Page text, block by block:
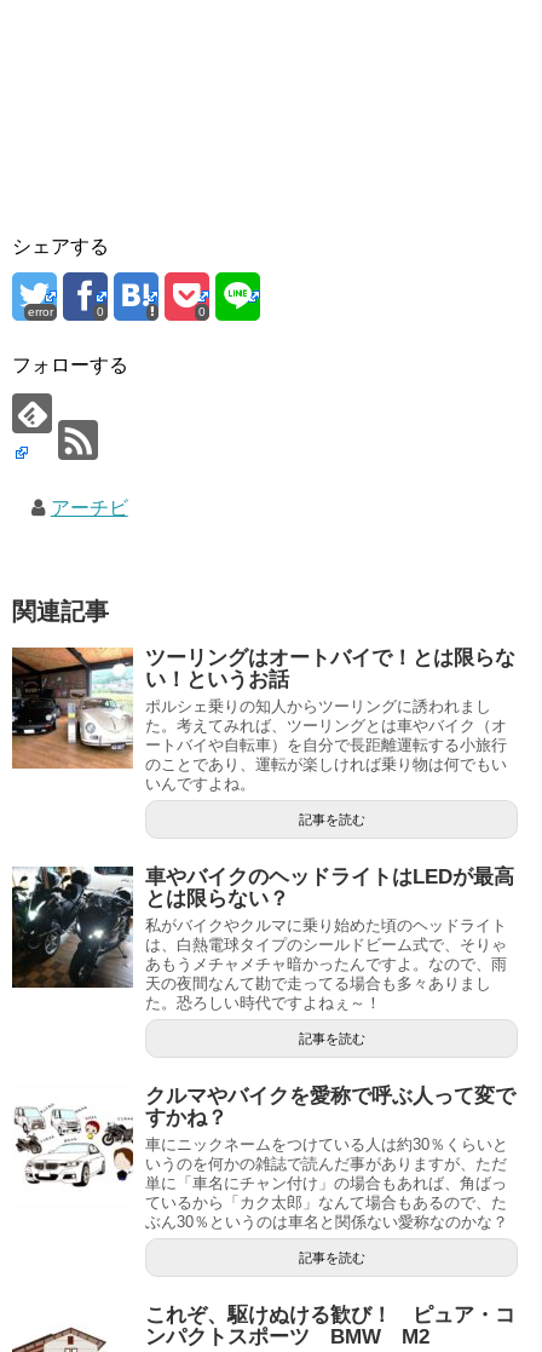
シェアする
error 0 0
フォローする
アーチビ
関連記事
ツーリングはオートバイで！とは限らな
い！というお話
ポルシェ乗りの知人からツーリングに誘われまし
た。考えてみれば、ツーリングとは車やバイク（オ
ートバイや自転車）を自分で長距離運転する小旅行
のことであり、運転が楽しければ乗り物は何でもい
いんですよね。
記事を読む
車やバイクのヘッドライトはLEDが最高
とは限らない？
私がバイクやクルマに乗り始めた頃のヘッドライト
は、白熱電球タイプのシールドビーム式で、そりゃ
あもうメチャメチャ暗かったんですよ。なので、雨
天の夜間なんて勘で走ってる場合も多々ありまし
た。恐ろしい時代ですよねぇ～！
記事を読む
クルマやバイクを愛称で呼ぶ人って変で
すかね？
車にニックネームをつけている人は約30％くらいと
いうのを何かの雑誌で読んだ事がありますが、ただ
単に「車名にチャン付け」の場合もあれば、角ばっ
ているから「カク太郎」なんて場合もあるので、た
ぶん30％というのは車名と関係ない愛称なのかな？
記事を読む
これぞ、駆けぬける歓び！ ピュア・コ
ンパクトスポーツ BMW M2